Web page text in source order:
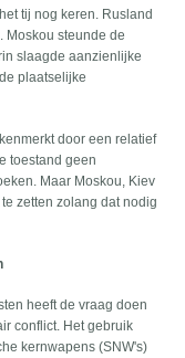
tij nog keren. Rusland
Moskou steunde de
slaagde aanzienlijke
plaatselijke
door een relatief
toestand geen
Maar Moskou, Kiev
zetten zolang dat nodig
heeft de vraag doen
conflict. Het gebruik
kernwapens (SNW's)